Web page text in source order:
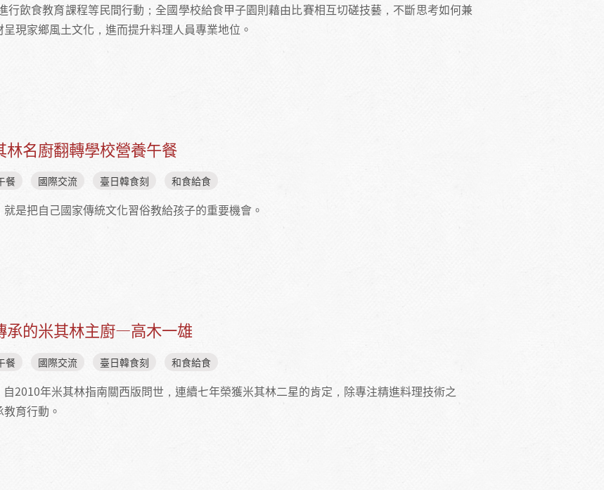
行飲食教育課程等民間行動；全國學校給食甲子園則藉由比賽相互切磋技藝，不斷思考如何兼
現家鄉風土文化，進而提升料理人員專業地位。
名廚翻轉學校營養午餐
餐 國際交流 臺日韓食刻 和食給食
是把自己國家傳統文化習俗教給孩子的重要機會。
承的米其林主廚—高木一雄
餐 國際交流 臺日韓食刻 和食給食
2010年米其林指南關西版問世，連續七年榮獲米其林二星的肯定，除專注精進料理技術之
育行動。